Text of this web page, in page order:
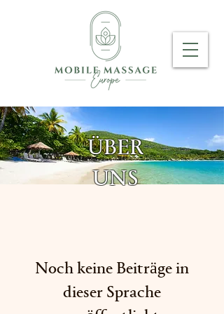
ÜBER
UNS
Noch keine Beiträge in
dieser Sprache